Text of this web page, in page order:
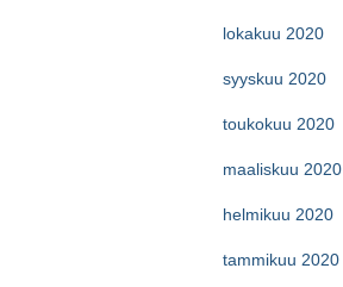
lokakuu 2020
syyskuu 2020
toukokuu 2020
maaliskuu 2020
helmikuu 2020
tammikuu 2020